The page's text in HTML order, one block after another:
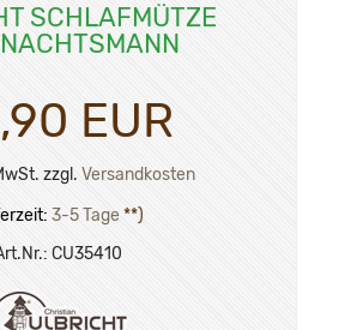
SCHLAFMÜTZE
EUR
zzgl. Versandkosten
3-5 Tage**)
CU35410